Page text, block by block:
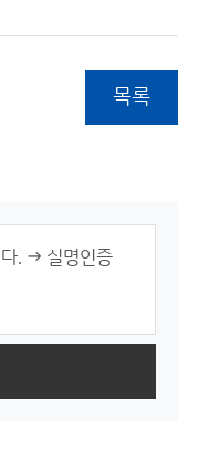
목록